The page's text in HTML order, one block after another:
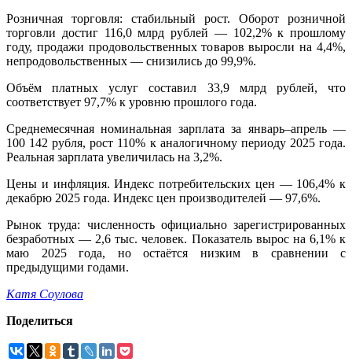
Розничная торговля: стабильный рост. Оборот розничной
торговли достиг 116,0 млрд рублей — 102,2% к прошлому
году, продажи продовольственных товаров выросли на 4,4%,
непродовольственных — снизились до 99,9%.
Объём платных услуг составил 33,9 млрд рублей, что
соответствует 97,7% к уровню прошлого года.
Среднемесячная номинальная зарплата за январь–апрель —
100 142 рубля, рост 110% к аналогичному периоду 2025 года.
Реальная зарплата увеличилась на 3,2%.
Цены и инфляция. Индекс потребительских цен — 106,4% к
декабрю 2025 года. Индекс цен производителей — 97,6%.
Рынок труда: численность официально зарегистрированных
безработных — 2,6 тыс. человек. Показатель вырос на 6,1% к
маю 2025 года, но остаётся низким в сравнении с
предыдущими годами.
Катя Соулова
Поделиться